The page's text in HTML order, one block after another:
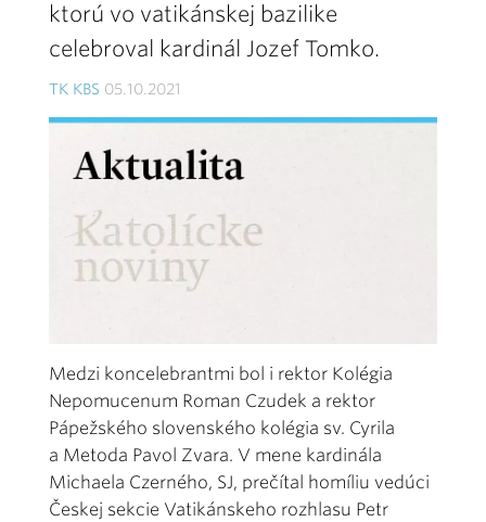
ktorú vo vatikánskej bazilike
celebroval kardinál Jozef Tomko.
TK KBS 05.10.2021
Medzi koncelebrantmi bol i rektor Kolégia
Nepomucenum Roman Czudek a rektor
Pápežského slovenského kolégia sv. Cyrila
a Metoda Pavol Zvara. V mene kardinála
Michaela Czerného, SJ, prečítal homíliu vedúci
Českej sekcie Vatikánskeho rozhlasu Petr